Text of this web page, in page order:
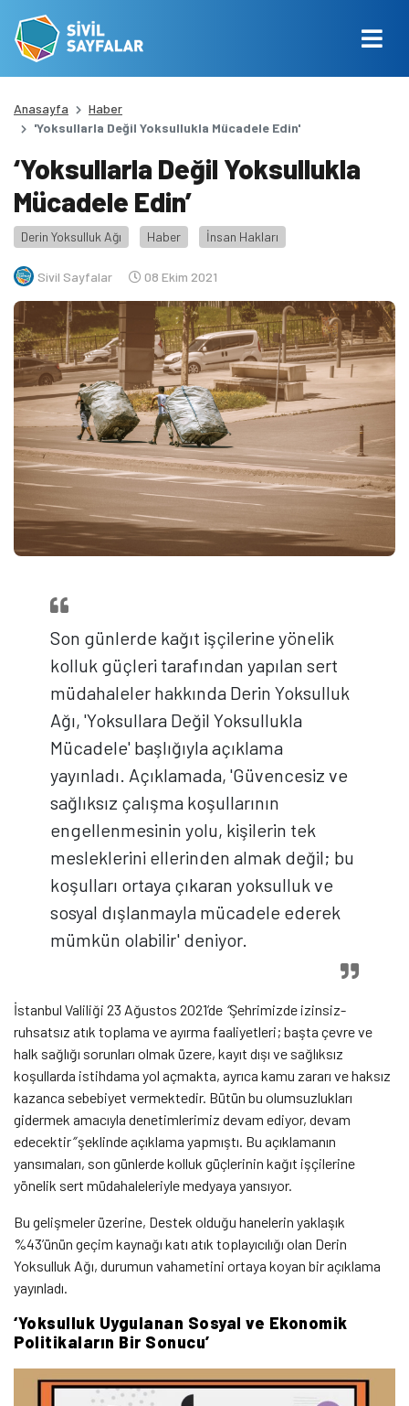
Anasayfa
Haber
'Yoksullarla Değil Yoksullukla Mücadele Edin'
‘Yoksullarla Değil Yoksullukla
Mücadele Edin’
Derin Yoksulluk Ağı Haber İnsan Hakları
Sivil Sayfalar 08 Ekim 2021
Son günlerde kağıt işçilerine yönelik
kolluk güçleri tarafından yapılan sert
müdahaleler hakkında Derin Yoksulluk
Ağı, 'Yoksullara Değil Yoksullukla
Mücadele' başlığıyla açıklama
yayınladı. Açıklamada, 'Güvencesiz ve
sağlıksız çalışma koşullarının
engellenmesinin yolu, kişilerin tek
mesleklerini ellerinden almak değil; bu
koşulları ortaya çıkaran yoksulluk ve
sosyal dışlanmayla mücadele ederek
mümkün olabilir' deniyor.
İstanbul Valiliği 23 Ağustos 2021’de “Şehrimizde izinsiz-
ruhsatsız atık toplama ve ayırma faaliyetleri; başta çevre ve
halk sağlığı sorunları olmak üzere, kayıt dışı ve sağlıksız
koşullarda istihdama yol açmakta, ayrıca kamu zararı ve haksız
kazanca sebebiyet vermektedir. Bütün bu olumsuzlukları
gidermek amacıyla denetimlerimiz devam ediyor, devam
edecektir”şeklinde açıklama yapmıştı. Bu açıklamanın
yansımaları, son günlerde kolluk güçlerinin kağıt işçilerine
yönelik sert müdahaleleriyle medyaya yansıyor.
Bu gelişmeler üzerine, Destek olduğu hanelerin yaklaşık
%43’ünün geçim kaynağı katı atık toplayıcılığı olan Derin
Yoksulluk Ağı, durumun vahametini ortaya koyan bir açıklama
yayınladı.
‘Yoksulluk Uygulanan Sosyal ve Ekonomik
Politikaların Bir Sonucu’